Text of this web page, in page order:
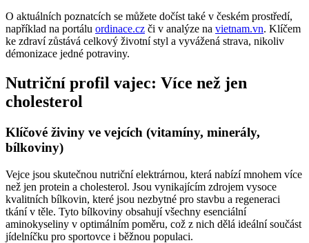
O aktuálních poznatcích se můžete dočíst také v českém prostředí,
například na portálu ordinace.cz či v analýze na vietnam.vn. Klíčem
ke zdraví zůstává celkový životní styl a vyvážená strava, nikoliv
démonizace jedné potraviny.
Nutriční profil vajec: Více než jen
cholesterol
Klíčové živiny ve vejcích (vitamíny, minerály,
bílkoviny)
Vejce jsou skutečnou nutriční elektrárnou, která nabízí mnohem více
než jen protein a cholesterol. Jsou vynikajícím zdrojem vysoce
kvalitních bílkovin, které jsou nezbytné pro stavbu a regeneraci
tkání v těle. Tyto bílkoviny obsahují všechny esenciální
aminokyseliny v optimálním poměru, což z nich dělá ideální součást
jídelníčku pro sportovce i běžnou populaci.